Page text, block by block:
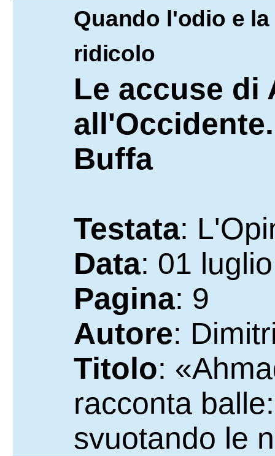
Quando l'odio e
ridicolo
Le accuse di
Buffa
Testata:
Data: 01
Pagina: 9
Autore:
Titolo:
racconta
svuotando le